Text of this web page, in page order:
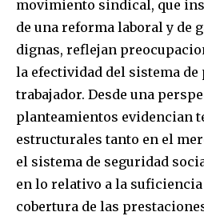
movimiento sindical, que
de una reforma laboral y de
dignas, reflejan
la efectividad del sistema
trabajador. Desde una
planteamientos evidencian
estructurales tanto en el
el sistema de seguridad
en lo relativo a la
cobertura de las